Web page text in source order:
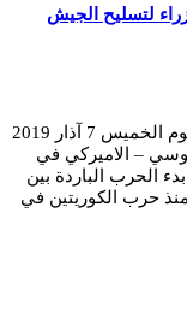
كتب الصحافي علي ضاحي في جريدة الديار اليوم الخميس 7 آذار 2019
التجاذب الروسي – الاميركي في
الحرب الباردة بين
منذ حرب الكوريتين في